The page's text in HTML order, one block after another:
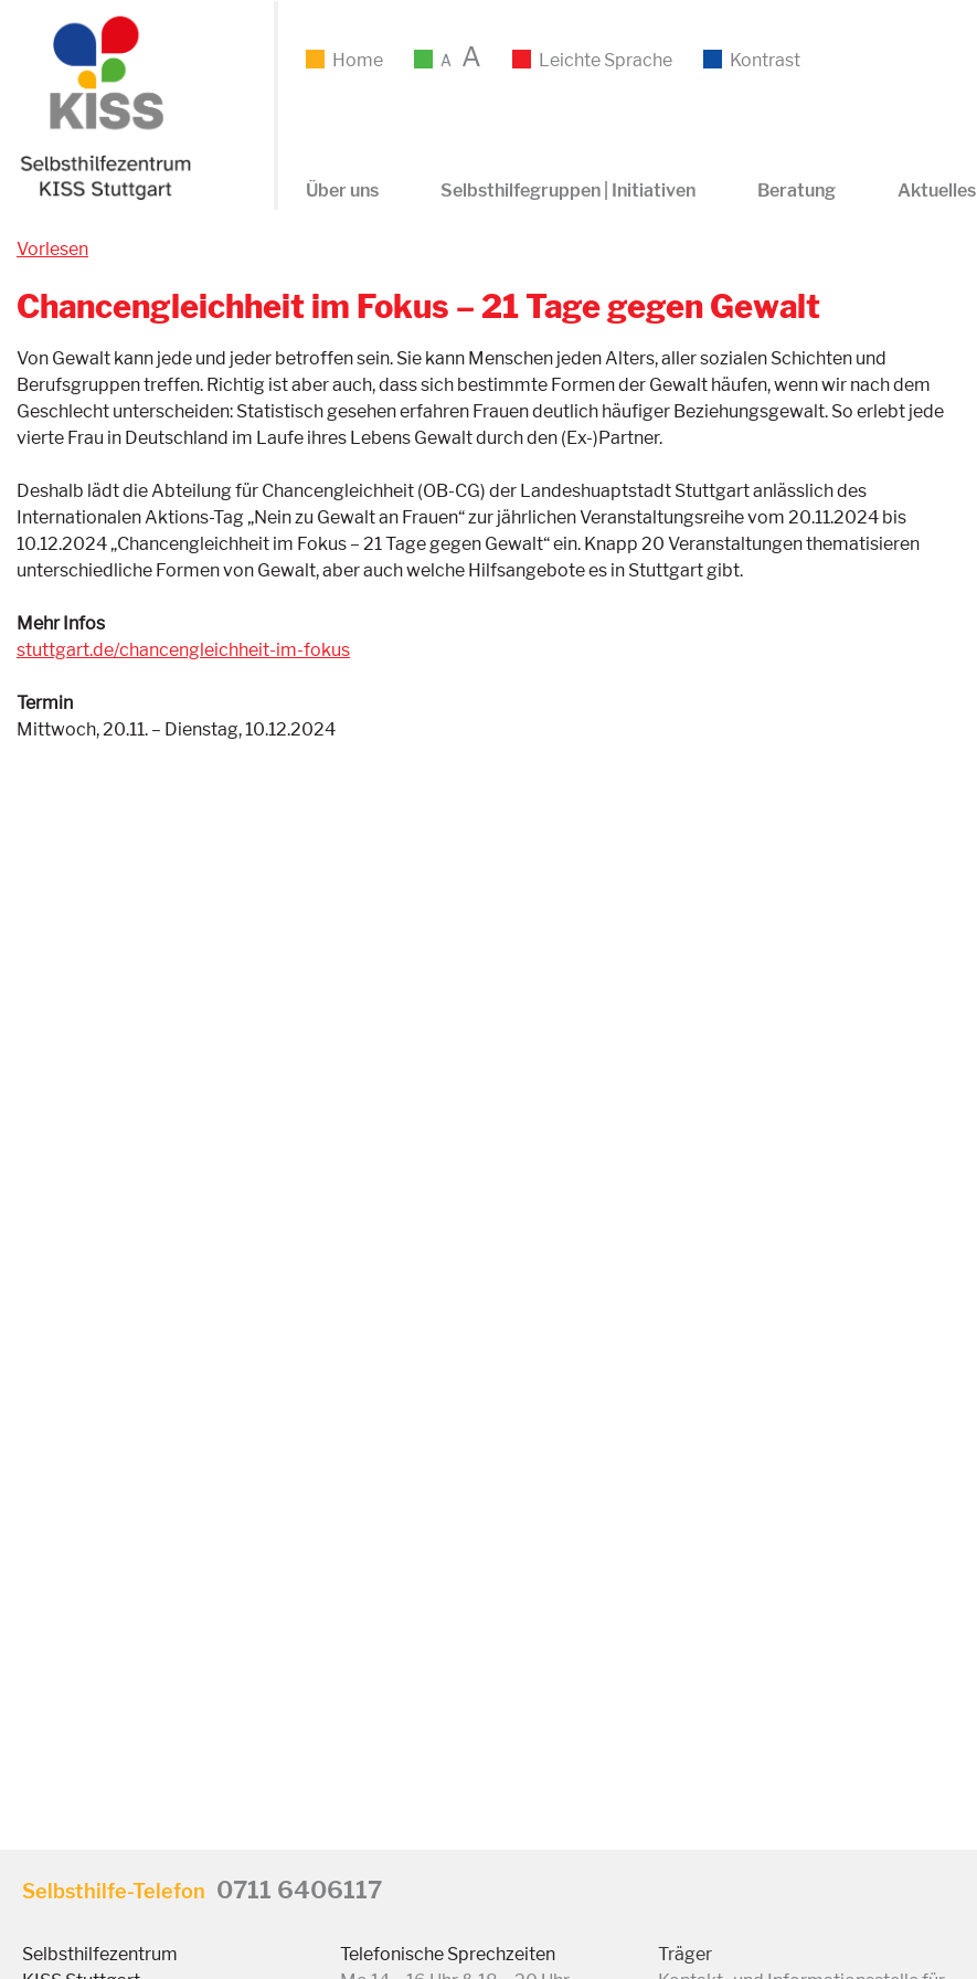
Home A A Leichte Sprache Kontrast
Über uns Selbsthilfegruppen | Initiativen Beratung Aktuelles
Vorlesen
Chancengleichheit im Fokus – 21 Tage gegen Gewalt
Von Gewalt kann jede und jeder betroffen sein. Sie kann Menschen jeden Alters, aller sozialen Schichten und
Berufsgruppen treffen. Richtig ist aber auch, dass sich bestimmte Formen der Gewalt häufen, wenn wir nach dem
Geschlecht unterscheiden: Statistisch gesehen erfahren Frauen deutlich häufiger Beziehungsgewalt. So erlebt jede
vierte Frau in Deutschland im Laufe ihres Lebens Gewalt durch den (Ex-)Partner.
Deshalb lädt die Abteilung für Chancengleichheit (OB-CG) der Landeshuaptstadt Stuttgart anlässlich des
Internationalen Aktions-Tag „Nein zu Gewalt an Frauen“ zur jährlichen Veranstaltungsreihe vom 20.11.2024 bis
10.12.2024 „Chancengleichheit im Fokus – 21 Tage gegen Gewalt“ ein. Knapp 20 Veranstaltungen thematisieren
unterschiedliche Formen von Gewalt, aber auch welche Hilfsangebote es in Stuttgart gibt.
Mehr Infos
stuttgart.de/chancengleichheit-im-fokus
Termin
Mittwoch, 20.11. – Dienstag, 10.12.2024
Selbsthilfe-Telefon 0711 6406117
Selbsthilfezentrum
Telefonische Sprechzeiten
Träger